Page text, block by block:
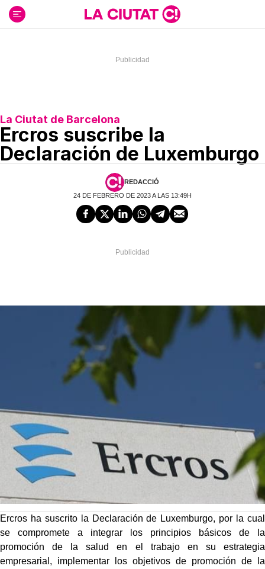
contenido
La Ciutat de Barcelona
Ercros suscribe la
Declaración de Luxemburgo
REDACCIÓ
24 DE FEBRERO DE 2023 A LAS 13:49H
Ercros ha suscrito la Declaración de Luxemburgo, por la cual
se compromete a integrar los principios básicos de la
promoción de la salud en el trabajo en su estrategia
empresarial, implementar los objetivos de promoción de la